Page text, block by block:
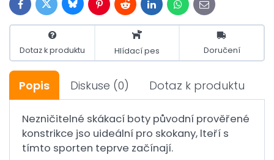
FacebookTwitterBlueskyPinterestRedditLinkedInWhatsApp
E-
mail
Dotaz k produktu Hlídací pes Doručení
Popis Diskuse (0) Dotaz k produktu
Nezničitelné skákací boty původní prověřené
konstrikce jso uideální pro skokany, lteří s
tímto sporten teprve začínají.